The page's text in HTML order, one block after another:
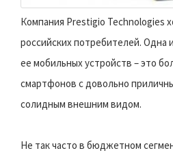
Компания Prestigio Technologies
российских потребителей. Одна
ее мобильных устройств – это
смартфонов с довольно
солидным внешним видом.
Не так часто в бюджетном